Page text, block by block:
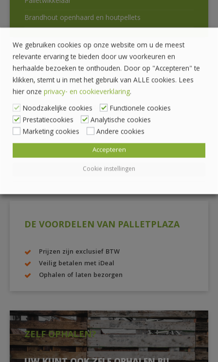
Brandhout openhaard en houtpellets
HEEFT U VRAGEN?
Pallethandel Pallet Plaza B.V.
Draaibrugweg 2
1332 AC Almere
036 760 4262 info@palletplaza.nl
DE VOORDELEN VAN PALLETPLAZA
Prijzen zijn exclusief BTW
Veilig betalen met iDeal
Ophalen of laten bezorgen
ZELF OPHALEN?
We gebruiken cookies op onze website om u de meest
relevante ervaring te bieden door uw voorkeuren en
herhaalde bezoeken te onthouden. Door op "Accepteren" te
klikken, stemt u in met het gebruik van ALLE cookies. Lees
hier onze privacy- en cookieverklaring.
Noodzakelijke cookies
Functionele cookies
Prestatiecookies
Analytische cookies
Marketing cookies
Andere cookies
Cookie instellingen
Accepteren